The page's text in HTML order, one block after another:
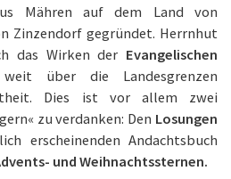
Mähren auf dem Land von
Zinzendorf gegründet. Herrnhut
das Wirken der Evangelischen
über die Landesgrenzen
Dies ist vor allem zwei
zu verdanken: Den Losungen
erscheinenden Andachtsbuch
und Weihnachtssternen.